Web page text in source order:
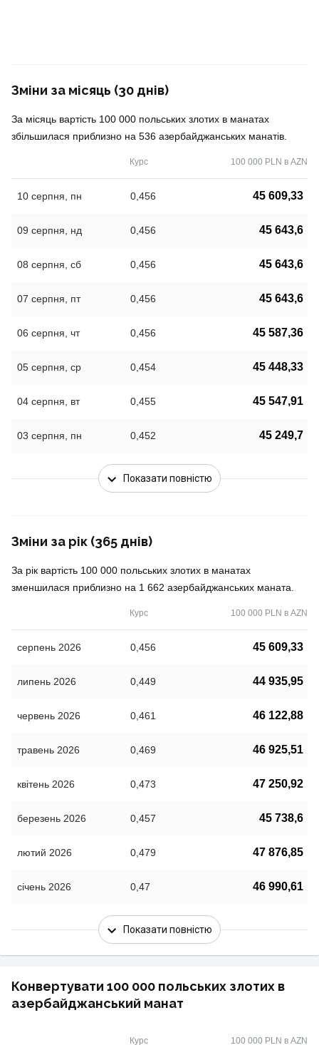
Зміни за місяць (30 днів)
За місяць вартість 100 000 польських злотих в манатах
збільшилася приблизно на 536 азербайджанських манатів.
Курс 100 000 PLN в AZN
10 серпня, пн 0,456 45 609,33
09 серпня, нд 0,456 45 643,6
08 серпня, сб 0,456 45 643,6
07 серпня, пт 0,456 45 643,6
06 серпня, чт 0,456 45 587,36
05 серпня, ср 0,454 45 448,33
04 серпня, вт 0,455 45 547,91
03 серпня, пн 0,452 45 249,7
Показати повністю
Зміни за рік (365 днів)
За рік вартість 100 000 польських злотих в манатах
зменшилася приблизно на 1 662 азербайджанських маната.
Курс 100 000 PLN в AZN
серпень 2026 0,456 45 609,33
липень 2026 0,449 44 935,95
червень 2026 0,461 46 122,88
травень 2026 0,469 46 925,51
квітень 2026 0,473 47 250,92
березень 2026 0,457 45 738,6
лютий 2026 0,479 47 876,85
січень 2026 0,47 46 990,61
Показати повністю
Конвертувати 100 000 польських злотих в
азербайджанський манат
Курс 100 000 PLN в AZN